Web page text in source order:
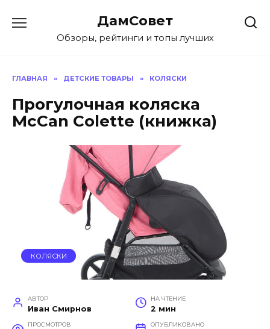
содержанию
ДамСовет
Обзоры, рейтинги и топы лучших
ГЛАВНАЯ » ДЕТСКИЕ ТОВАРЫ » КОЛЯСКИ
Прогулочная коляска
McCan Colette (книжка)
КОЛЯСКИ
АВТОР
Иван Смирнов
НА ЧТЕНИЕ
2 мин
ПРОСМОТРОВ ОПУБЛИКОВАНО